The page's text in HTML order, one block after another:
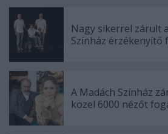
Nagy sikerrel zárult
Színház érzékenyítő
A Madách Színház
közel 6000 nézőt